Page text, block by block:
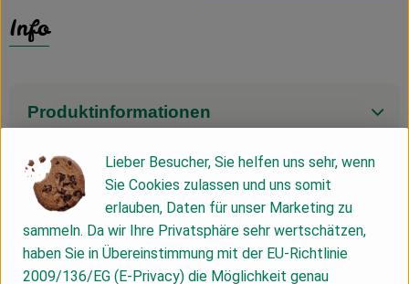
Info
Produktinformationen
Produktdatenblatt
Herkunft
Lieber Besucher, Sie helfen uns sehr, wenn
Sie Cookies zulassen und uns somit
erlauben, Daten für unser Marketing zu
sammeln. Da wir Ihre Privatsphäre sehr wertschätzen,
haben Sie in Übereinstimmung mit der EU-Richtlinie
2009/136/EG (E-Privacy) die Möglichkeit genau